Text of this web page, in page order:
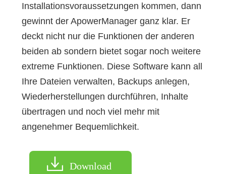
Installationsvoraussetzungen kommen, dann
gewinnt der ApowerManager ganz klar. Er
deckt nicht nur die Funktionen der anderen
beiden ab sondern bietet sogar noch weitere
extreme Funktionen. Diese Software kann all
Ihre Dateien verwalten, Backups anlegen,
Wiederherstellungen durchführen, Inhalte
übertragen und noch viel mehr mit
angenehmer Bequemlichkeit.
Download